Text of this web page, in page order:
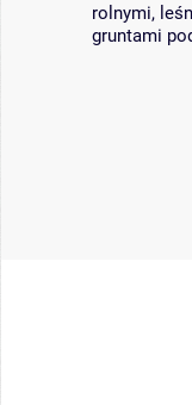
rolnymi,
gruntami